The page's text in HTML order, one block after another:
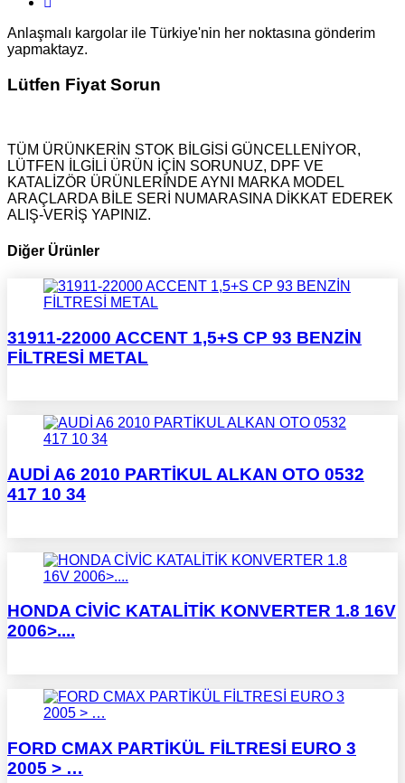
Anlaşmalı kargolar ile Türkiye'nin her noktasına gönderim
yapmaktayz.
Lütfen Fiyat Sorun
TÜM ÜRÜNKERİN STOK BİLGİSİ GÜNCELLENİYOR,
LÜTFEN İLGİLİ ÜRÜN İÇİN SORUNUZ, DPF VE
KATALİZÖR ÜRÜNLERİNDE AYNI MARKA MODEL
ARAÇLARDA BİLE SERİ NUMARASINA DİKKAT EDEREK
ALIŞ-VERİŞ YAPINIZ.
Diğer Ürünler
31911-22000 ACCENT 1,5+S CP 93 BENZİN
FİLTRESİ METAL
AUDİ A6 2010 PARTİKUL ALKAN OTO 0532
417 10 34
HONDA CİVİC KATALİTİK KONVERTER 1.8 16V
2006>....
FORD CMAX PARTİKÜL FİLTRESİ EURO 3
2005 > …